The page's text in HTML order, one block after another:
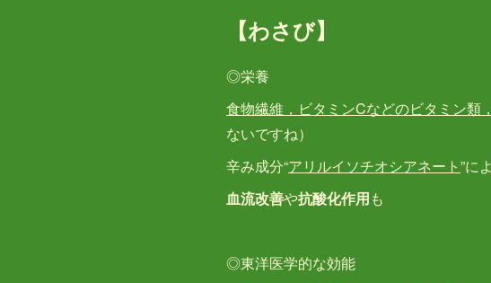
【わさび】
◎栄養
食物繊維，ビタミンCなどのビタミン類
ないですね）
辛み成分“アリルイソチオシアネート”に
血流改善や抗酸化作用も
◎東洋医学的な効能